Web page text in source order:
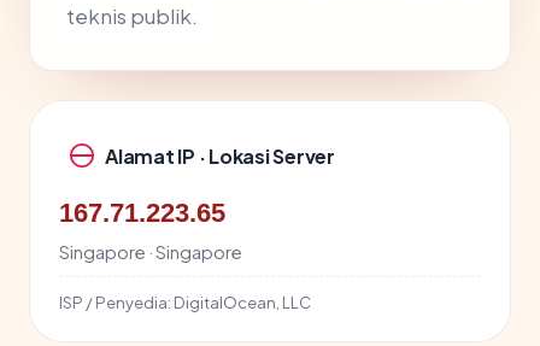
teknis publik.
Alamat IP · Lokasi Server
167.71.223.65
Singapore · Singapore
ISP / Penyedia: DigitalOcean, LLC